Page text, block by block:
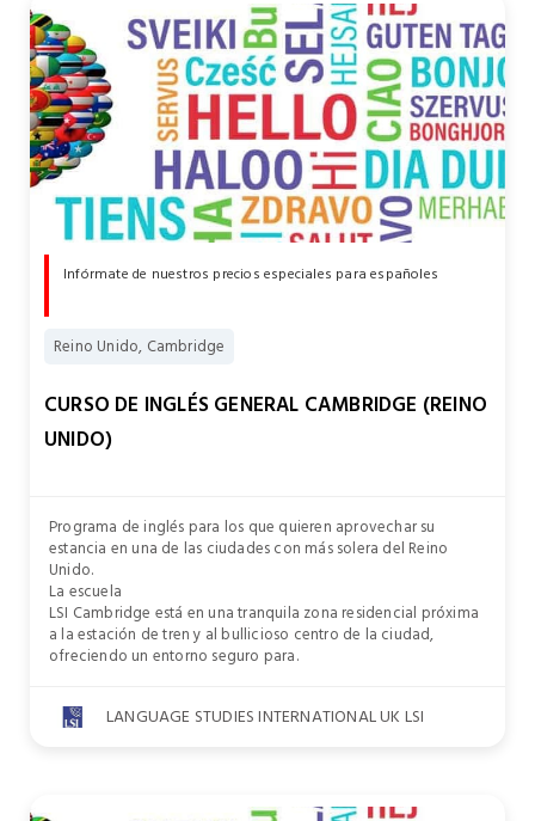
Infórmate de nuestros precios especiales para españoles
Reino Unido, Cambridge
CURSO DE INGLÉS GENERAL CAMBRIDGE (REINO
UNIDO)
Programa de inglés para los que quieren aprovechar su
estancia en una de las ciudades con más solera del Reino
Unido.
La escuela
LSI Cambridge está en una tranquila zona residencial próxima
a la estación de tren y al bullicioso centro de la ciudad,
ofreciendo un entorno seguro para.
LANGUAGE STUDIES INTERNATIONAL UK LSI